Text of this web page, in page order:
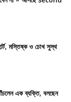
মস্তিষ্ক ও চোখ সুস্থ
এক ব্যক্তি, বলছেন